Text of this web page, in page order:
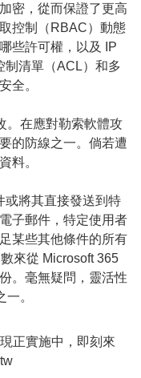
密，從而保證了更高
控制（RBAC）動態
些許可權，以及 IP
制清單（ACL）和多
全。
。在應對勒索軟體攻
的防線之一。倘若遭
料。
或將其直接發送到特
子郵件，特定使用者
某些其他條件的所有
來從 Microsoft 365
。毫無疑問，靈活性
。
正實施中，即刻來